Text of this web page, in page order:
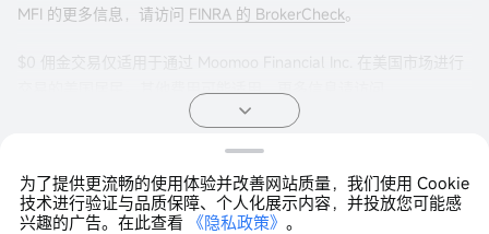
为了提供更流畅的使用体验并改善网站质量，我们使用 Cookie
技术进行验证与品质保障、个人化展示内容，并投放您可能感
兴趣的广告。在此查看 《隐私政策》 。
MFI 的更多信息，请访问 FINRA 的 BrokerCheck。
$0 佣金交易仅适用于通过 Moomoo Financial Inc. 在美国市场进行
交易的美国居民。其他费用可能适用。更多信息请访问
。
权交易策略之前，阅读《标准化期权的特征与风险》非常重要。期
权交易通常很复杂，并可能在相对较短的时间内导致损失全部投
Copyright © 2026 Moomoo Technologies Inc. 版权所有